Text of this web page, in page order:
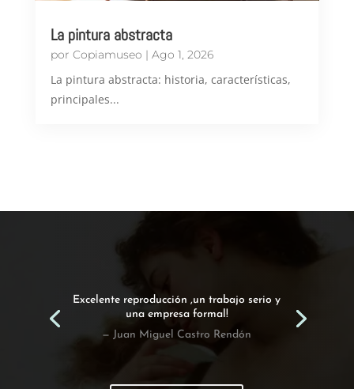
La pintura abstracta
por Copiamuseo | Ago 1, 2026
​La pintura abstracta: historia, características,
principales...
Excelente reproducción ,un trabajo serio y
una empresa formal!
— Juan Miguel Castro Rendón